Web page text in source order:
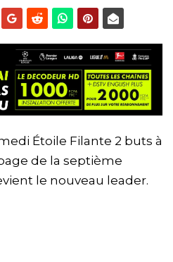
Étoile Filante 2 buts à
de la septième
le nouveau leader.